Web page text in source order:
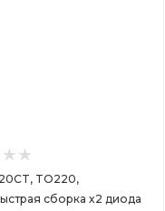
TO220,
сборка х2 диода